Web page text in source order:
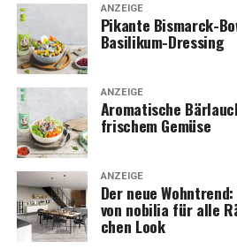
ANZEIGE
Pikan­te Bis­marck-
Basilikum-Dressing
ANZEIGE
Aro­ma­ti­sche
fri­schem Gemüse
ANZEIGE
Der neue
von nobi­lia für alle
chen Look